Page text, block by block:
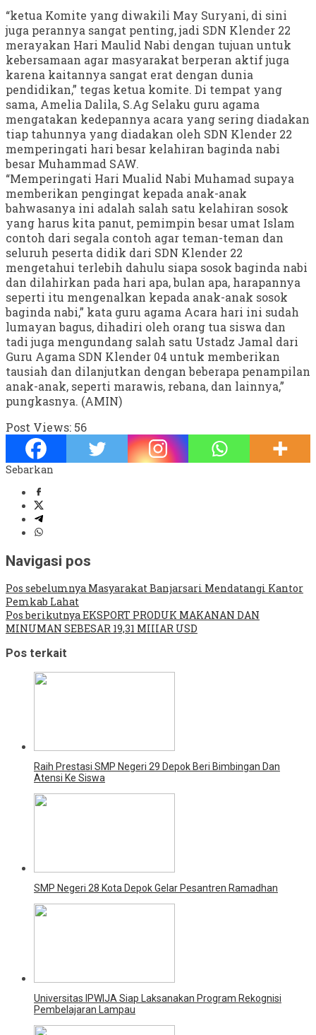
“ketua Komite yang diwakili May Suryani, di sini
juga perannya sangat penting, jadi SDN Klender 22
merayakan Hari Maulid Nabi dengan tujuan untuk
kebersamaan agar masyarakat berperan aktif juga
karena kaitannya sangat erat dengan dunia
pendidikan,” tegas ketua komite. Di tempat yang
sama, Amelia Dalila, S.Ag Selaku guru agama
mengatakan kedepannya acara yang sering diadakan
tiap tahunnya yang diadakan oleh SDN Klender 22
memperingati hari besar kelahiran baginda nabi
besar Muhammad SAW.
“Memperingati Hari Mualid Nabi Muhamad supaya
memberikan pengingat kepada anak-anak
bahwasanya ini adalah salah satu kelahiran sosok
yang harus kita panut, pemimpin besar umat Islam
contoh dari segala contoh agar teman-teman dan
seluruh peserta didik dari SDN Klender 22
mengetahui terlebih dahulu siapa sosok baginda nabi
dan dilahirkan pada hari apa, bulan apa, harapannya
seperti itu mengenalkan kepada anak-anak sosok
baginda nabi,” kata guru agama Acara hari ini sudah
lumayan bagus, dihadiri oleh orang tua siswa dan
tadi juga mengundang salah satu Ustadz Jamal dari
Guru Agama SDN Klender 04 untuk memberikan
tausiah dan dilanjutkan dengan beberapa penampilan
anak-anak, seperti marawis, rebana, dan lainnya,”
pungkasnya. (AMIN)
Post Views: 56
Sebarkan
Navigasi pos
Pos sebelumnya Masyarakat Banjarsari Mendatangi Kantor
Pemkab Lahat
Pos berikutnyaEKSPORT PRODUK MAKANAN DAN
MINUMAN SEBESAR 19,31 MIIIAR USD
Pos terkait
Raih Prestasi SMP Negeri 29 Depok Beri Bimbingan Dan
Atensi Ke Siswa
SMP Negeri 28 Kota Depok Gelar Pesantren Ramadhan
Universitas IPWIJA Siap Laksanakan Program Rekognisi
Pembelajaran Lampau